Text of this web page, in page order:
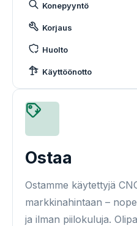
Konepyyntö
Korjaus
Huolto
Käyttöönotto
Ostaa
Ostamme käytettyjä
markkinahintaan –
ja ilman piilokuluja.